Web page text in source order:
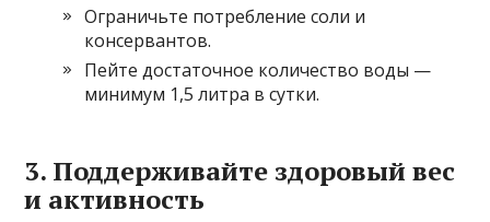
Ограничьте потребление соли и
консервантов.
Пейте достаточное количество воды —
минимум 1,5 литра в сутки.
3. Поддерживайте здоровый вес
и активность